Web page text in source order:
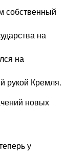
собственный
на
на
рукой Кремля.
новых
у